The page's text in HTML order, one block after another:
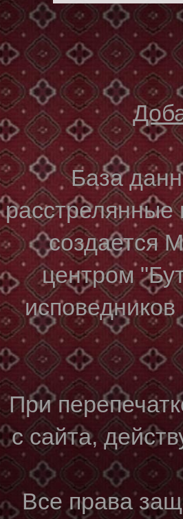
База
расстрелянные
создается
центром
При
с сайта,
Все права